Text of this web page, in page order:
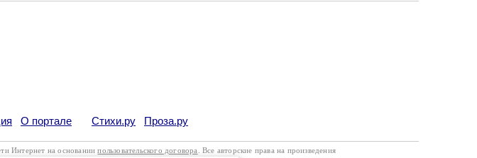
О портале Стихи.ру Проза.ру
Интернет на основаниипользовательского договора
. Все авторские права на произведения